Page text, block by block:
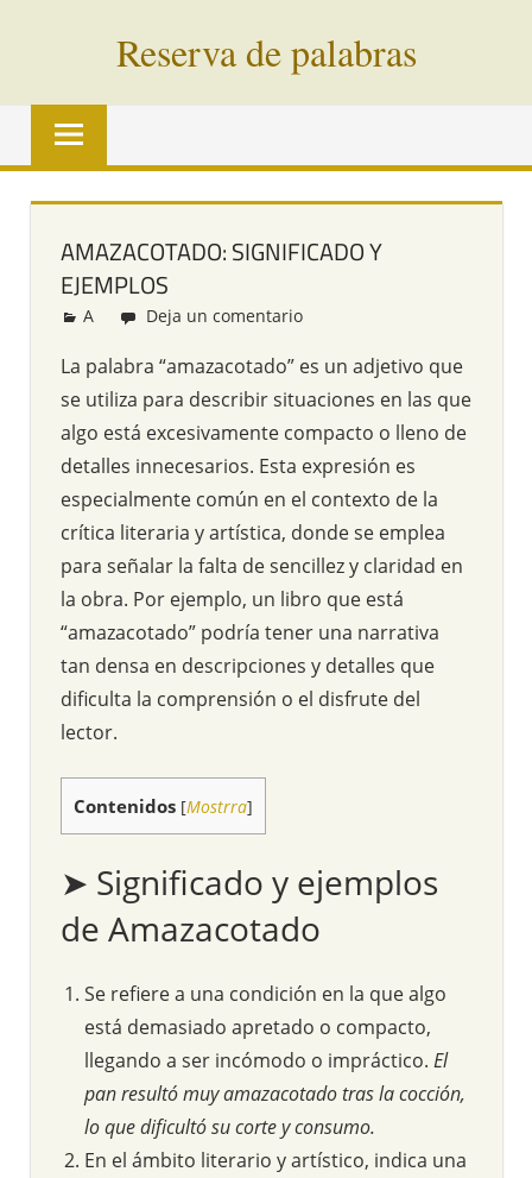
Reserva de palabras
Palabras
vías
todo
AMAZACOTADO: SIGNIFICADO Y
EJEMPLOS
Redacción
A Deja un comentario
La palabra “amazacotado” es un adjetivo que
se utiliza para describir situaciones en las que
algo está excesivamente compacto o lleno de
detalles innecesarios. Esta expresión es
especialmente común en el contexto de la
crítica literaria y artística, donde se emplea
para señalar la falta de sencillez y claridad en
la obra. Por ejemplo, un libro que está
“amazacotado” podría tener una narrativa
tan densa en descripciones y detalles que
dificulta la comprensión o el disfrute del
lector.
Contenidos [Mostrra]
➤ Significado y ejemplos
de Amazacotado
Se refiere a una condición en la que algo
está demasiado apretado o compacto,
llegando a ser incómodo o impráctico. El
pan resultó muy amazacotado tras la cocción,
lo que dificultó su corte y consumo.
En el ámbito literario y artístico, indica una